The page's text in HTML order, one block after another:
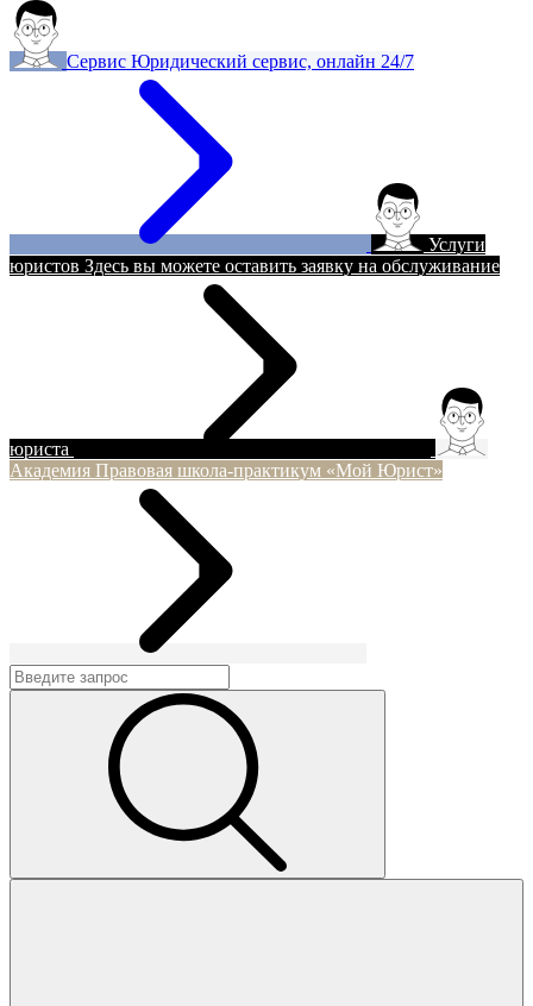
Сервис Юридический сервис, онлайн 24/7
Услуги
юристов Здесь вы можете оставить заявку на обслуживание
юриста
Академия Правовая школа-практикум «Мой Юрист»